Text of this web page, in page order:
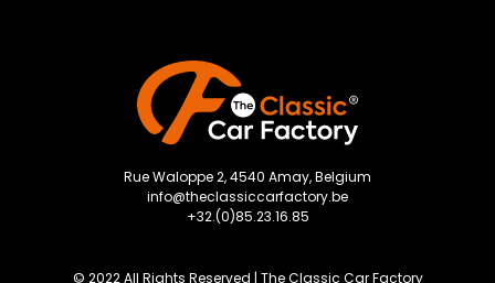
Rue Waloppe 2, 4540 Amay, Belgium
info@theclassiccarfactory.be
+32.(0)85.23.16.85
© 2022 All Rights Reserved | The Classic Car Factory